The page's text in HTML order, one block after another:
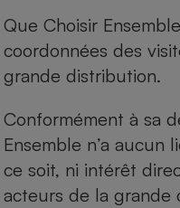
Que Choisir
coordonnées des
grande distribution.
Conformément à sa
Ensemble n’a
ce soit, ni intérêt
acteurs de la grande